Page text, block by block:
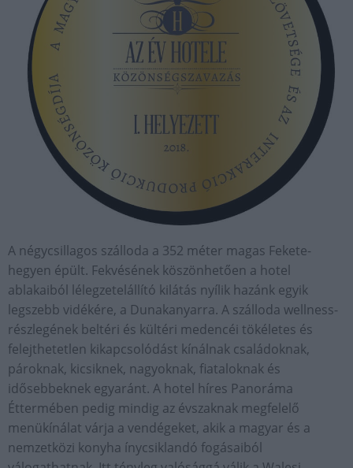
A négycsillagos szálloda a 352 méter magas Fekete-
hegyen épült. Fekvésének köszönhetően a hotel
ablakaiból lélegzetelállító kilátás nyílik hazánk egyik
legszebb vidékére, a Dunakanyarra. A szálloda wellness-
részlegének beltéri és kültéri medencéi tökéletes és
felejthetetlen kikapcsolódást kínálnak családoknak,
pároknak, kicsiknek, nagyoknak, fiataloknak és
idősebbeknek egyaránt. A hotel híres Panoráma
Éttermében pedig mindig az évszaknak megfelelő
menükínálat várja a vendégeket, akik a magyar és a
nemzetközi konyha ínycsiklandó fogásaiból